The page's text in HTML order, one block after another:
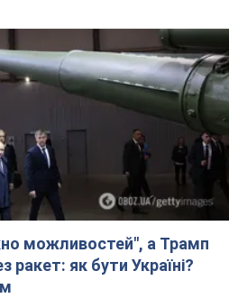
можливостей", а Трамп
як бути Україні?